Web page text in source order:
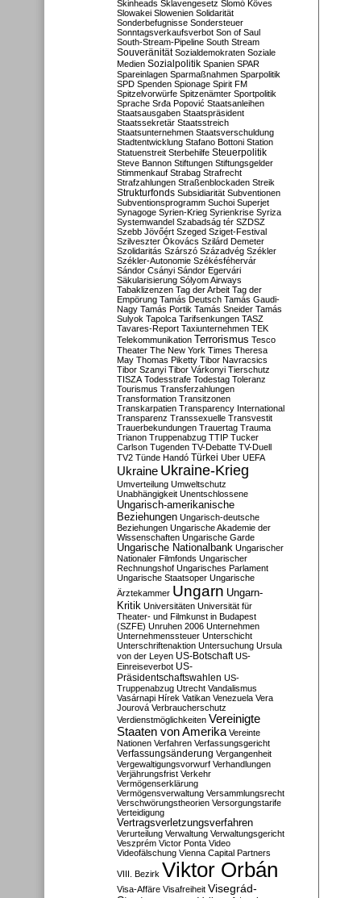
Skinheads Sklavengesetz Slomó Köves
Slowakei Slowenien Solidarität
Sonderbefugnisse Sondersteuer
Sonntagsverkaufsverbot Son of Saul
South-Stream-Pipeline South Stream
Souveränität Sozialdemokraten Soziale
Medien Sozialpolitik Spanien SPAR
Spareinlagen Sparmaßnahmen Sparpolitik
SPD Spenden Spionage Spirit FM
Spitzelvorwürfe Spitzenämter Sportpolitik
Sprache Srđa Popović Staatsanleihen
Staatsausgaben Staatspräsident
Staatssekretär Staatsstreich
Staatsunternehmen Staatsverschuldung
Stadtentwicklung Stafano Bottoni Station
Statuenstreit Sterbehilfe Steuerpolitik
Steve Bannon Stiftungen Stiftungsgelder
Stimmenkauf Strabag Strafrecht
Strafzahlungen Straßenblockaden Streik
Strukturfonds Subsidiarität Subventionen
Subventionsprogramm Suchoi Superjet
Synagoge Syrien-Krieg Syrienkrise Syriza
Systemwandel Szabadság tér SZDSZ
Szebb Jövőért Szeged Sziget-Festival
Szilveszter Ókovács Szilárd Demeter
Szolidaritás Szárszó Századvég Székler
Székler-Autonomie Székésféhervár
Sándor Csányi Sándor Egervári
Säkularisierung Sólyom Airways
Tabaklizenzen Tag der Arbeit Tag der
Empörung Tamás Deutsch Tamás Gaudi-
Nagy Tamás Portik Tamás Sneider Tamás
Sulyok Tapolca Tarifsenkungen TASZ
Tavares-Report Taxiunternehmen TEK
Telekommunikation Terrorismus Tesco
Theater The New York Times Theresa
May Thomas Piketty Tibor Navracsics
Tibor Szanyi Tibor Várkonyi Tierschutz
TISZA Todesstrafe Todestag Toleranz
Tourismus Transferzahlungen
Transformation Transitzonen
Transkarpatien Transparency International
Transparenz Transsexuelle Transvestit
Trauerbekundungen Trauertag Trauma
Trianon Truppenabzug TTIP Tucker
Carlson Tugenden TV-Debatte TV-Duell
TV2 Tünde Handó Türkei Uber UEFA
Ukraine Ukraine-Krieg
Umverteilung Umweltschutz
Unabhängigkeit Unentschlossene
Ungarisch-amerikanische
Beziehungen Ungarisch-deutsche
Beziehungen Ungarische Akademie der
Wissenschaften Ungarische Garde
Ungarische Nationalbank Ungarischer
Nationaler Filmfonds Ungarischer
Rechnungshof Ungarisches Parlament
Ungarische Staatsoper Ungarische
Ärztekammer Ungarn Ungarn-
Kritik Universitäten Universität für
Theater- und Filmkunst in Budapest
(SZFE) Unruhen 2006 Unternehmen
Unternehmenssteuer Unterschicht
Unterschriftenaktion Untersuchung Ursula
von der Leyen US-Botschaft US-
Einreiseverbot US-
Präsidentschaftswahlen US-
Truppenabzug Utrecht Vandalismus
Vasárnapi Hírek Vatikan Venezuela Vera
Jourová Verbraucherschutz
Verdienstmöglichkeiten Vereinigte
Staaten von Amerika Vereinte
Nationen Verfahren Verfassungsgericht
Verfassungsänderung Vergangenheit
Vergewaltigungsvorwurf Verhandlungen
Verjährungsfrist Verkehr
Vermögenserklärung
Vermögensverwaltung Versammlungsrecht
Verschwörungstheorien Versorgungstarife
Verteidigung
Vertragsverletzungsverfahren
Verurteilung Verwaltung Verwaltungsgericht
Veszprém Victor Ponta Video
Videofälschung Vienna Capital Partners
VIII. Bezirk Viktor Orbán
Visa-Affäre Visafreiheit Visegrád-